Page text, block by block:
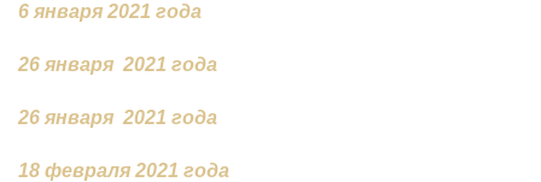
6 января 2021 года
26 января 2021 года
26 января 2021 года
18 февраля 2021 года